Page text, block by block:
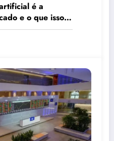
é a
e o que isso